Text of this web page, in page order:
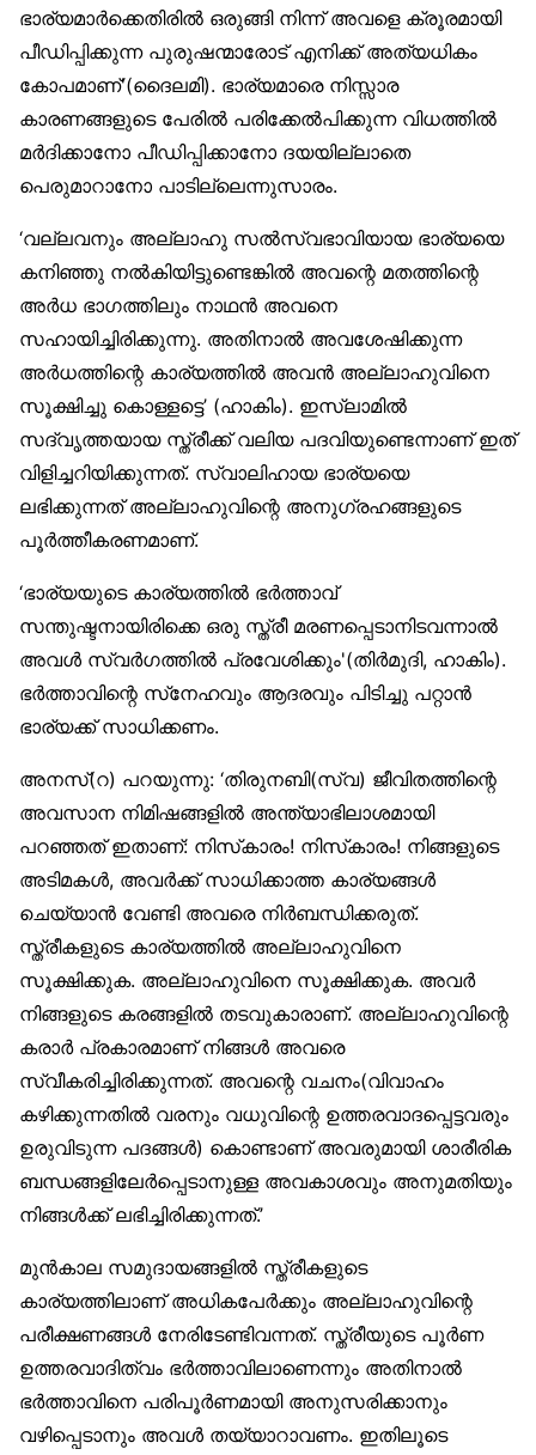
ഭാര്യമാർക്കെതിരിൽ ഒരുങ്ങി നിന്ന് അവളെ ക്രൂരമായി
പീഡിപ്പിക്കുന്ന പുരുഷന്മാരോട് എനിക്ക് അത്യധികം
കോപമാണ്'(ദൈലമി). ഭാര്യമാരെ നിസ്സാര
കാരണങ്ങളുടെ പേരിൽ പരിക്കേൽപിക്കുന്ന വിധത്തിൽ
മർദിക്കാനോ പീഡിപ്പിക്കാനോ ദയയില്ലാതെ
പെരുമാറാനോ പാടില്ലെന്നുസാരം.
‘വല്ലവനും അല്ലാഹു സൽസ്വഭാവിയായ ഭാര്യയെ
കനിഞ്ഞു നൽകിയിട്ടുണ്ടെങ്കിൽ അവന്റെ മതത്തിന്റെ
അർധ ഭാഗത്തിലും നാഥൻ അവനെ
സഹായിച്ചിരിക്കുന്നു. അതിനാൽ അവശേഷിക്കുന്ന
അർധത്തിന്റെ കാര്യത്തിൽ അവൻ അല്ലാഹുവിനെ
സൂക്ഷിച്ചു കൊള്ളട്ടെ’ (ഹാകിം). ഇസ്‌ലാമിൽ
സദ്‌വൃത്തയായ സ്ത്രീക്ക് വലിയ പദവിയുണ്ടെന്നാണ് ഇത്
വിളിച്ചറിയിക്കുന്നത്. സ്വാലിഹായ ഭാര്യയെ
ലഭിക്കുന്നത് അല്ലാഹുവിന്റെ അനുഗ്രഹങ്ങളുടെ
പൂർത്തീകരണമാണ്.
‘ഭാര്യയുടെ കാര്യത്തിൽ ഭർത്താവ്
സന്തുഷ്ടനായിരിക്കെ ഒരു സ്ത്രീ മരണപ്പെടാനിടവന്നാൽ
അവൾ സ്വർഗത്തിൽ പ്രവേശിക്കും'(തിർമുദി, ഹാകിം).
ഭർത്താവിന്റെ സ്‌നേഹവും ആദരവും പിടിച്ചു പറ്റാൻ
ഭാര്യക്ക് സാധിക്കണം.
അനസ്(റ) പറയുന്നു: ‘തിരുനബി(സ്വ) ജീവിതത്തിന്റെ
അവസാന നിമിഷങ്ങളിൽ അന്ത്യാഭിലാശമായി
പറഞ്ഞത് ഇതാണ്: നിസ്‌കാരം! നിസ്‌കാരം! നിങ്ങളുടെ
അടിമകൾ, അവർക്ക് സാധിക്കാത്ത കാര്യങ്ങൾ
ചെയ്യാൻ വേണ്ടി അവരെ നിർബന്ധിക്കരുത്.
സ്ത്രീകളുടെ കാര്യത്തിൽ അല്ലാഹുവിനെ
സൂക്ഷിക്കുക. അല്ലാഹുവിനെ സൂക്ഷിക്കുക. അവർ
നിങ്ങളുടെ കരങ്ങളിൽ തടവുകാരാണ്. അല്ലാഹുവിന്റെ
കരാർ പ്രകാരമാണ് നിങ്ങൾ അവരെ
സ്വീകരിച്ചിരിക്കുന്നത്. അവന്റെ വചനം(വിവാഹം
കഴിക്കുന്നതിൽ വരനും വധുവിന്റെ ഉത്തരവാദപ്പെട്ടവരും
ഉരുവിടുന്ന പദങ്ങൾ) കൊണ്ടാണ് അവരുമായി ശാരീരിക
ബന്ധങ്ങളിലേർപ്പെടാനുള്ള അവകാശവും അനുമതിയും
നിങ്ങൾക്ക് ലഭിച്ചിരിക്കുന്നത്.’
മുൻകാല സമുദായങ്ങളിൽ സ്ത്രീകളുടെ
കാര്യത്തിലാണ് അധികപേർക്കും അല്ലാഹുവിന്റെ
പരീക്ഷണങ്ങൾ നേരിടേണ്ടിവന്നത്. സ്ത്രീയുടെ പൂർണ
ഉത്തരവാദിത്വം ഭർത്താവിലാണെന്നും അതിനാൽ
ഭർത്താവിനെ പരിപൂർണമായി അനുസരിക്കാനും
വഴിപ്പെടാനും അവൾ തയ്യാറാവണം. ഇതിലൂടെ